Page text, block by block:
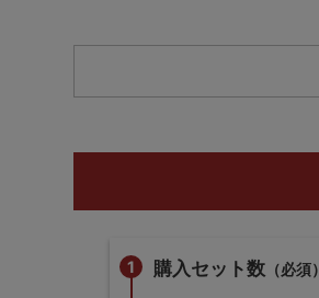
購入セット数（必須）